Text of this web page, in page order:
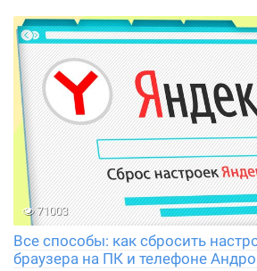
71003
Все способы: как сбросить
браузера на ПК и телефоне